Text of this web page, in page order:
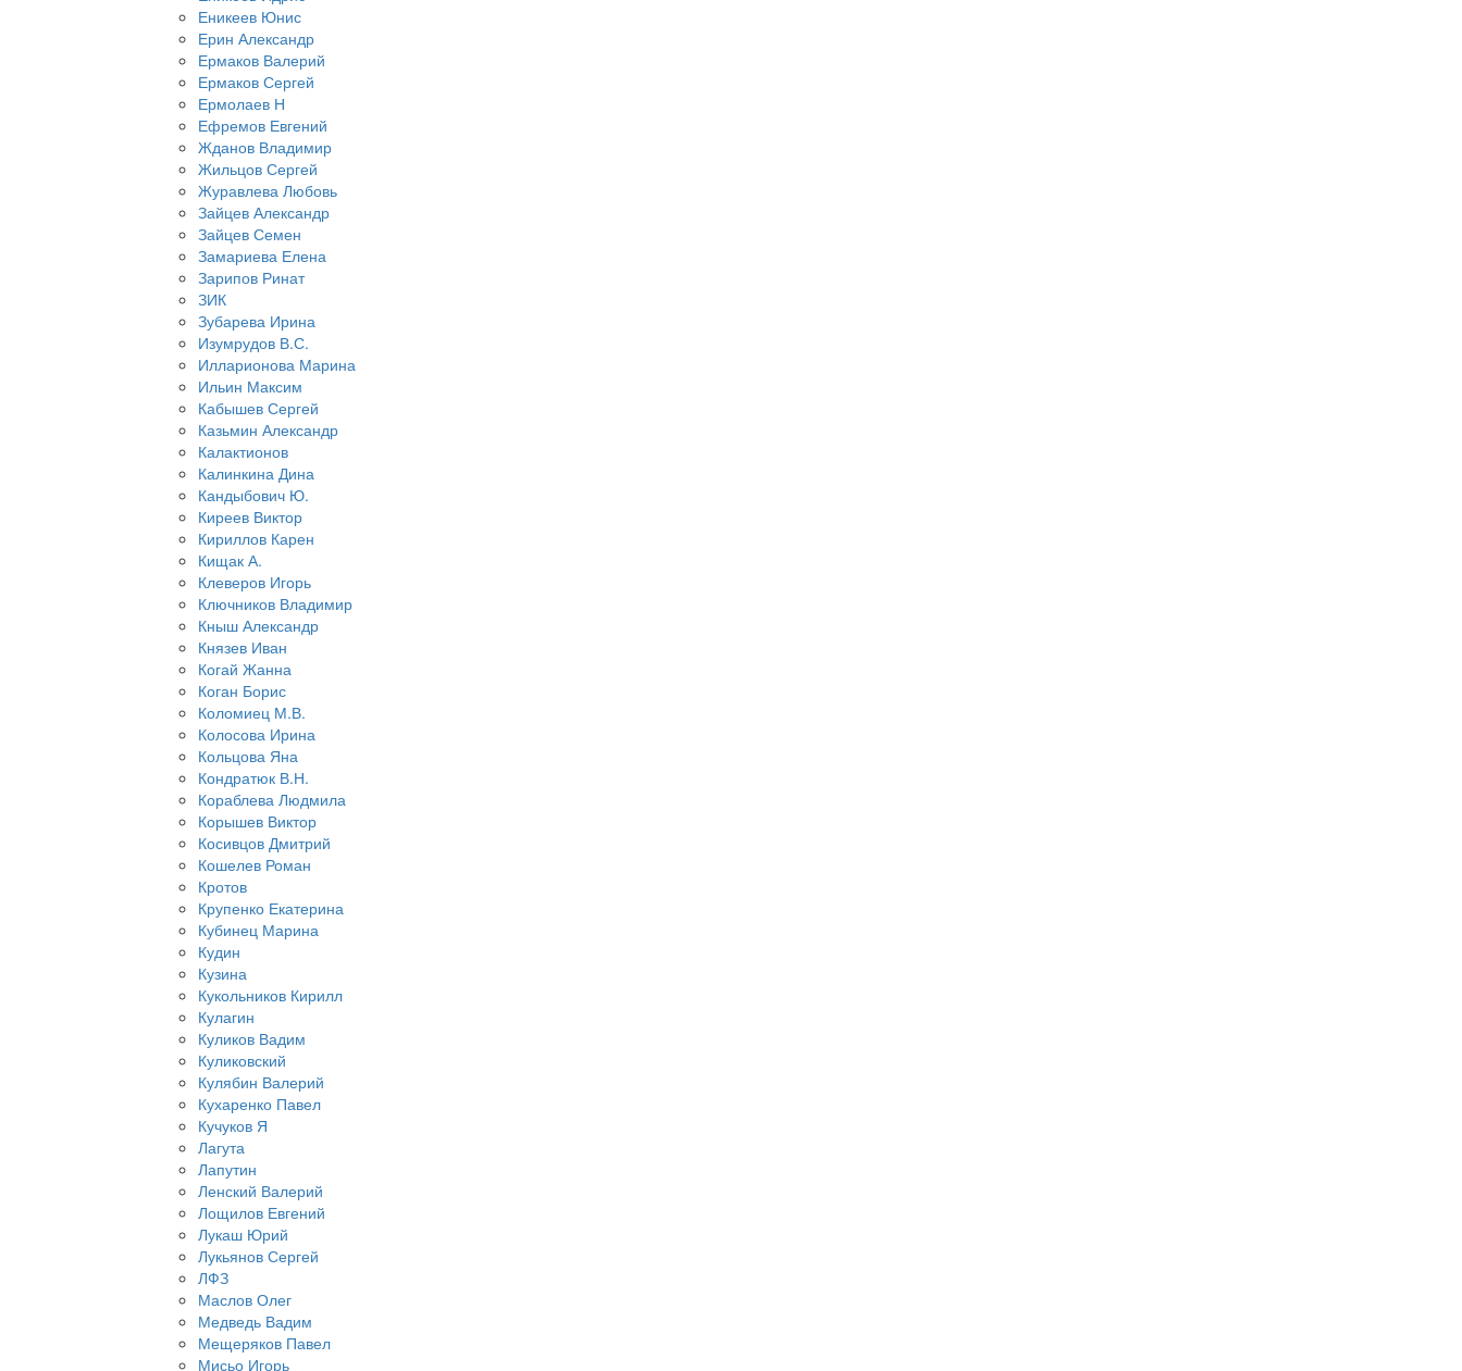
Еникеев Юнис
Ерин Александр
Ермаков Валерий
Ермаков Сергей
Ермолаев Н
Ефремов Евгений
Жданов Владимир
Жильцов Сергей
Журавлева Любовь
Зайцев Александр
Зайцев Семен
Замариева Елена
Зарипов Ринат
ЗИК
Зубарева Ирина
Изумрудов В.С.
Илларионова Марина
Ильин Максим
Кабышев Сергей
Казьмин Александр
Калактионов
Калинкина Дина
Кандыбович Ю.
Киреев Виктор
Кириллов Карен
Кищак А.
Клеверов Игорь
Ключников Владимир
Кныш Александр
Князев Иван
Когай Жанна
Коган Борис
Коломиец М.В.
Колосова Ирина
Кольцова Яна
Кондратюк В.Н.
Кораблева Людмила
Корышев Виктор
Косивцов Дмитрий
Кошелев Роман
Кротов
Крупенко Екатерина
Кубинец Марина
Кудин
Кузина
Кукольников Кирилл
Кулагин
Куликов Вадим
Куликовский
Кулябин Валерий
Кухаренко Павел
Кучуков Я
Лагута
Лапутин
Ленский Валерий
Лощилов Евгений
Лукаш Юрий
Лукьянов Сергей
ЛФЗ
Маслов Олег
Медведь Вадим
Мещеряков Павел
Мисьо Игорь